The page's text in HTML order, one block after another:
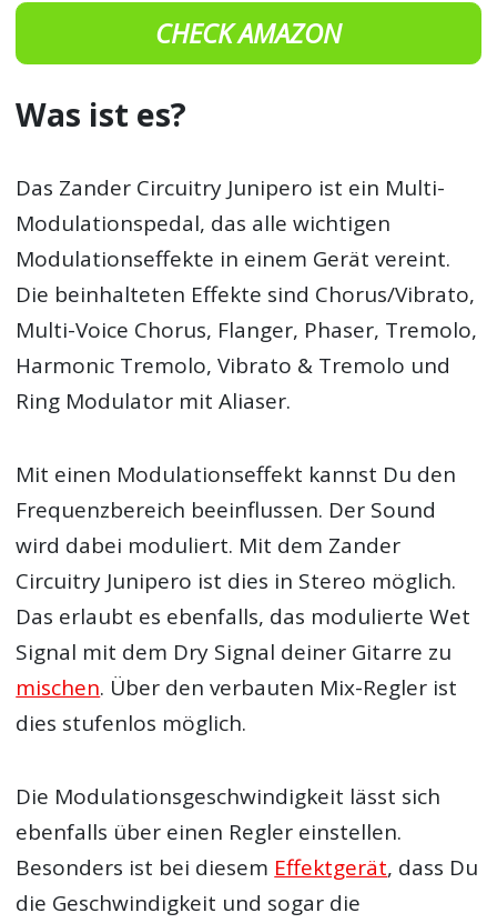
CHECK AMAZON
Was ist es?
Das Zander Circuitry Junipero ist ein Multi-
Modulationspedal, das alle wichtigen
Modulationseffekte in einem Gerät vereint.
Die beinhalteten Effekte sind Chorus/Vibrato,
Multi-Voice Chorus, Flanger, Phaser, Tremolo,
Harmonic Tremolo, Vibrato & Tremolo und
Ring Modulator mit Aliaser.
Mit einen Modulationseffekt kannst Du den
Frequenzbereich beeinflussen. Der Sound
wird dabei moduliert. Mit dem Zander
Circuitry Junipero ist dies in Stereo möglich.
Das erlaubt es ebenfalls, das modulierte Wet
Signal mit dem Dry Signal deiner Gitarre zu
mischen. Über den verbauten Mix-Regler ist
dies stufenlos möglich.
Die Modulationsgeschwindigkeit lässt sich
ebenfalls über einen Regler einstellen.
Besonders ist bei diesem Effektgerät, dass Du
die Geschwindigkeit und sogar die